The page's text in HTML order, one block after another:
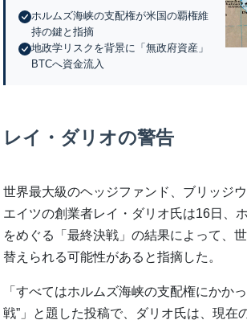
ホルムズ海峡の支配権が米国の覇権維
持の鍵と指摘
地政学リスクを背景に「無政府資産」
BTCへ資金流入
レイ・ダリオの警告
世界最大級のヘッジファンド、ブリッジ
エイツの創業者レイ・ダリオ氏は16日、
をめぐる「最終決戦」の結果によって、
替えられる可能性があると指摘した。
「すべてはホルムズ海峡の支配権にかか
戦”」と題した投稿で、ダリオ氏は、現在